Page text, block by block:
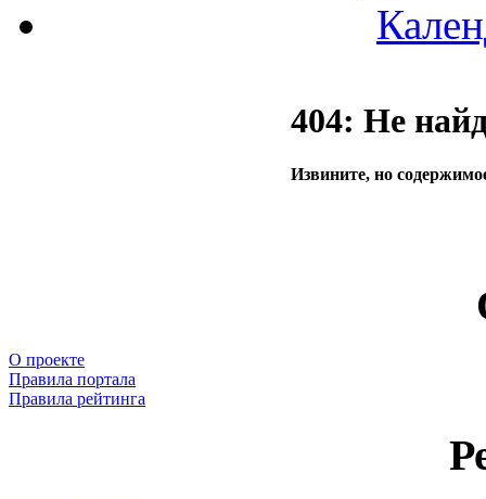
404: Не
Извините, но
О проекте
Правила портала
Правила рейтинга